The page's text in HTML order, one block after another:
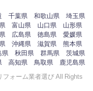
千葉県 和歌山県
埼玉県
富山県 山口県
山形県
広島県 徳島県
愛媛県
沖縄県 滋賀県
熊本県
県 秋田県 群馬県
茨城県
高知県 鳥取県 鹿児島県
フォーム業者選び All Rights